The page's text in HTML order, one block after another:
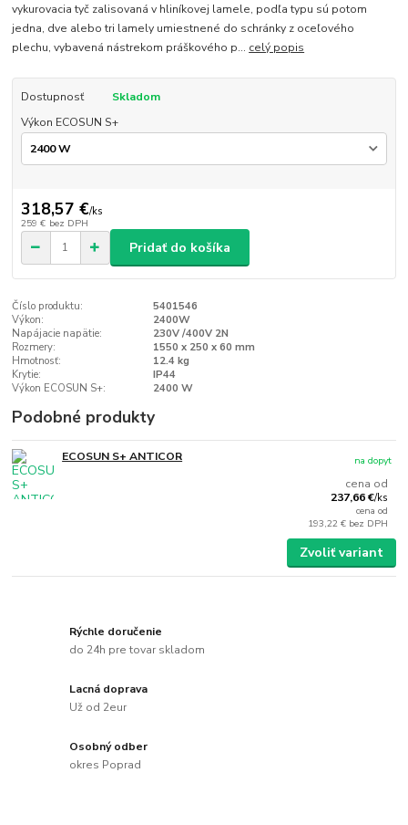
vykurovacia tyč zalisovaná v hliníkovej lamele, podľa typu sú potom
jedna, dve alebo tri lamely umiestnené do schránky z oceľového
plechu, vybavená nástrekom práškového p... celý popis
Dostupnosť
Skladom
Výkon ECOSUN S+
318,57 €/ks
259 € bez DPH
Pridať do košíka
Číslo produktu:
5401546
Výkon:
2400W
Napájacie napätie:
230V /400V 2N
Rozmery:
1550 x 250 x 60 mm
Hmotnosť:
12.4 kg
Krytie:
IP44
Výkon ECOSUN S+:
2400 W
Podobné produkty
ECOSUN S+ ANTICOR
cena od
237,66 €/ks
cena od
193,22 € bez DPH
na dopyt
Zvoliť variant
Rýchle doručenie
do 24h pre tovar skladom
Lacná doprava
Už od 2eur
Osobný odber
okres Poprad